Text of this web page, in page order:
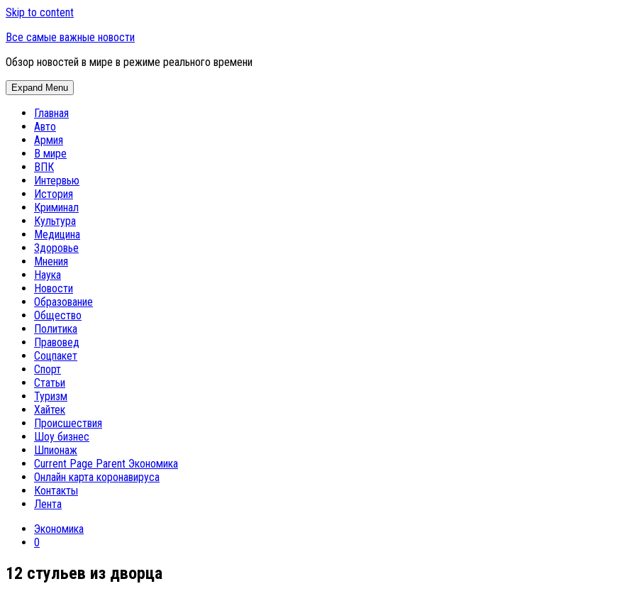
Skip to content
Все самые важные новости
Обзор новостей в мире в режиме реального времени
Expand Menu
Главная
Авто
Армия
В мире
ВПК
Интервью
История
Криминал
Культура
Медицина
Здоровье
Мнения
Наука
Новости
Образование
Общество
Политика
Правовед
Соцпакет
Спорт
Статьи
Туризм
Хайтек
Происшествия
Шоу бизнес
Шпионаж
Current Page Parent Экономика
Онлайн карта коронавируса
Контакты
Лента
Экономика
0
12 стульев из дворца